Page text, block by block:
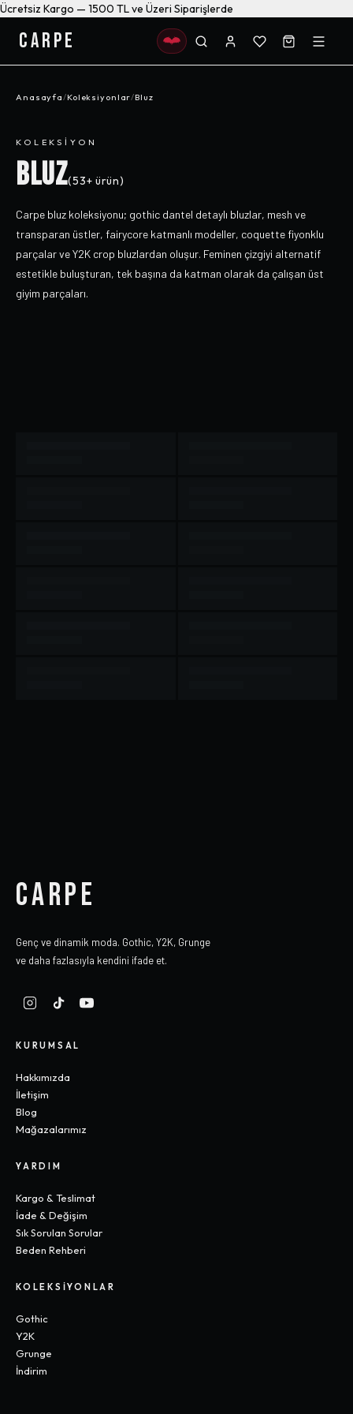
Ücretsiz Kargo — 1500 TL ve Üzeri Siparişlerde
CARPE
Anasayfa/Koleksiyonlar/Bluz
KOLEKSIYON
BLUZ(53+ ürün)
Carpe bluz koleksiyonu; gothic dantel detaylı bluzlar, mesh ve
transparan üstler, fairycore katmanlı modeller, coquette fiyonklu
parçalar ve Y2K crop bluzlardan oluşur. Feminen çizgiyi alternatif
estetikle buluşturan, tek başına da katman olarak da çalışan üst
giyim parçaları.
CARPE
Genç ve dinamik moda. Gothic, Y2K, Grunge
ve daha fazlasıyla kendini ifade et.
KURUMSAL
Hakkımızda
İletişim
Blog
Mağazalarımız
YARDIM
Kargo & Teslimat
İade & Değişim
Sık Sorulan Sorular
Beden Rehberi
KOLEKSIYONLAR
Gothic
Y2K
Grunge
İndirim